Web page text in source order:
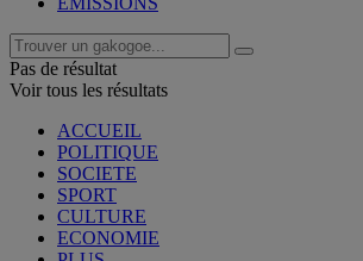
Pas de résultat
Voir tous les résultats
ACCUEIL
POLITIQUE
SOCIETE
SPORT
CULTURE
ECONOMIE